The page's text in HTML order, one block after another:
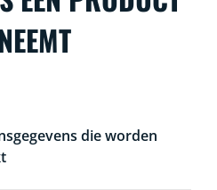
die worden